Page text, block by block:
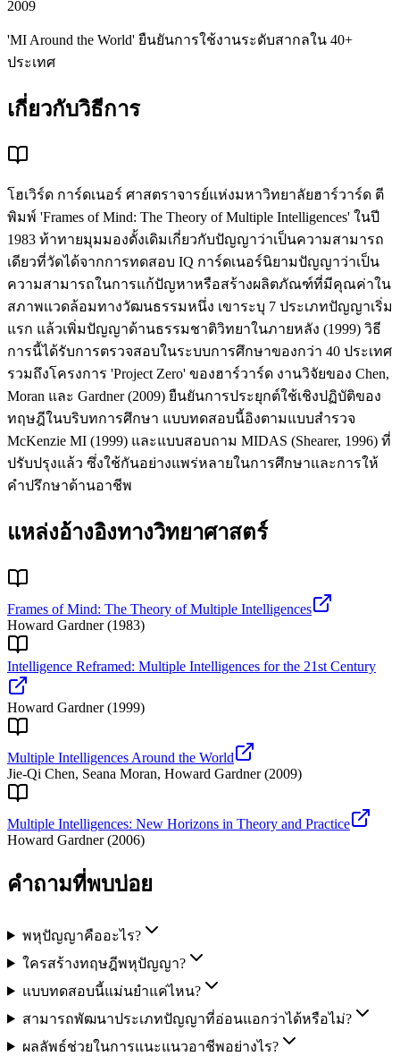
2009
'MI Around the World' ยืนยันการใช้งานระดับสากลใน 40+
ประเทศ
เกี่ยวกับวิธีการ
โฮเวิร์ด การ์ดเนอร์ ศาสตราจารย์แห่งมหาวิทยาลัยฮาร์วาร์ด ตี
พิมพ์ 'Frames of Mind: The Theory of Multiple Intelligences' ในปี
1983 ท้าทายมุมมองดั้งเดิมเกี่ยวกับปัญญาว่าเป็นความสามารถ
เดียวที่วัดได้จากการทดสอบ IQ การ์ดเนอร์นิยามปัญญาว่าเป็น
ความสามารถในการแก้ปัญหาหรือสร้างผลิตภัณฑ์ที่มีคุณค่าใน
สภาพแวดล้อมทางวัฒนธรรมหนึ่ง เขาระบุ 7 ประเภทปัญญาเริ่ม
แรก แล้วเพิ่มปัญญาด้านธรรมชาติวิทยาในภายหลัง (1999) วิธี
การนี้ได้รับการตรวจสอบในระบบการศึกษาของกว่า 40 ประเทศ
รวมถึงโครงการ 'Project Zero' ของฮาร์วาร์ด งานวิจัยของ Chen,
Moran และ Gardner (2009) ยืนยันการประยุกต์ใช้เชิงปฏิบัติของ
ทฤษฎีในบริบทการศึกษา แบบทดสอบนี้อิงตามแบบสำรวจ
McKenzie MI (1999) และแบบสอบถาม MIDAS (Shearer, 1996) ที่
ปรับปรุงแล้ว ซึ่งใช้กันอย่างแพร่หลายในการศึกษาและการให้
คำปรึกษาด้านอาชีพ
แหล่งอ้างอิงทางวิทยาศาสตร์
Frames of Mind: The Theory of Multiple Intelligences
Howard Gardner(1983)
Intelligence Reframed: Multiple Intelligences for the 21st Century
Howard Gardner(1999)
Multiple Intelligences Around the World
Jie-Qi Chen, Seana Moran, Howard Gardner(2009)
Multiple Intelligences: New Horizons in Theory and Practice
Howard Gardner(2006)
คำถามที่พบบ่อย
พหุปัญญาคืออะไร?
ใครสร้างทฤษฎีพหุปัญญา?
แบบทดสอบนี้แม่นยำแค่ไหน?
สามารถพัฒนาประเภทปัญญาที่อ่อนแอกว่าได้หรือไม่?
ผลลัพธ์ช่วยในการแนะแนวอาชีพอย่างไร?